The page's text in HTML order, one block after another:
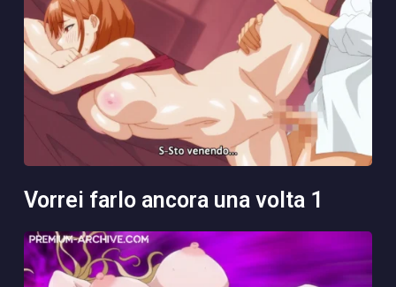
vorrei farlo ancora una volta 1